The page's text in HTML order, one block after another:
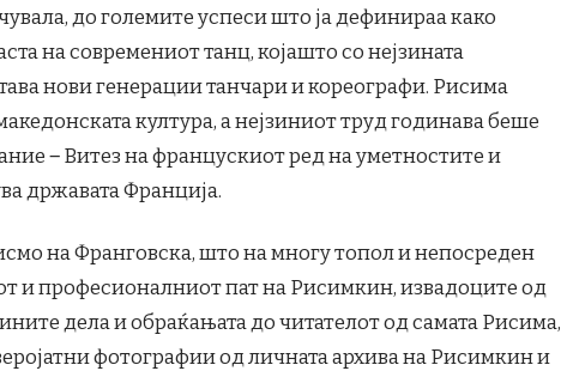
до големите успеси што ја дефинираа како
на современиот танц, којашто со нејзината
нови генерации танчари и кореографи. Рисима
култура, а нејзиниот труд годинава беше
‒ Витез на францускиот ред на уметностите и
државата Франција.
на Франговска, што на многу топол и непосреден
и професионалниот пат на Рисимкин, извадоците од
дела и обраќањата до читателот од самата Рисима,
фотографии од личната архива на Рисимкин и